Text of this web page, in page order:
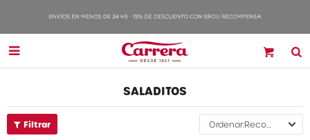

SALADITOS
Recomendados